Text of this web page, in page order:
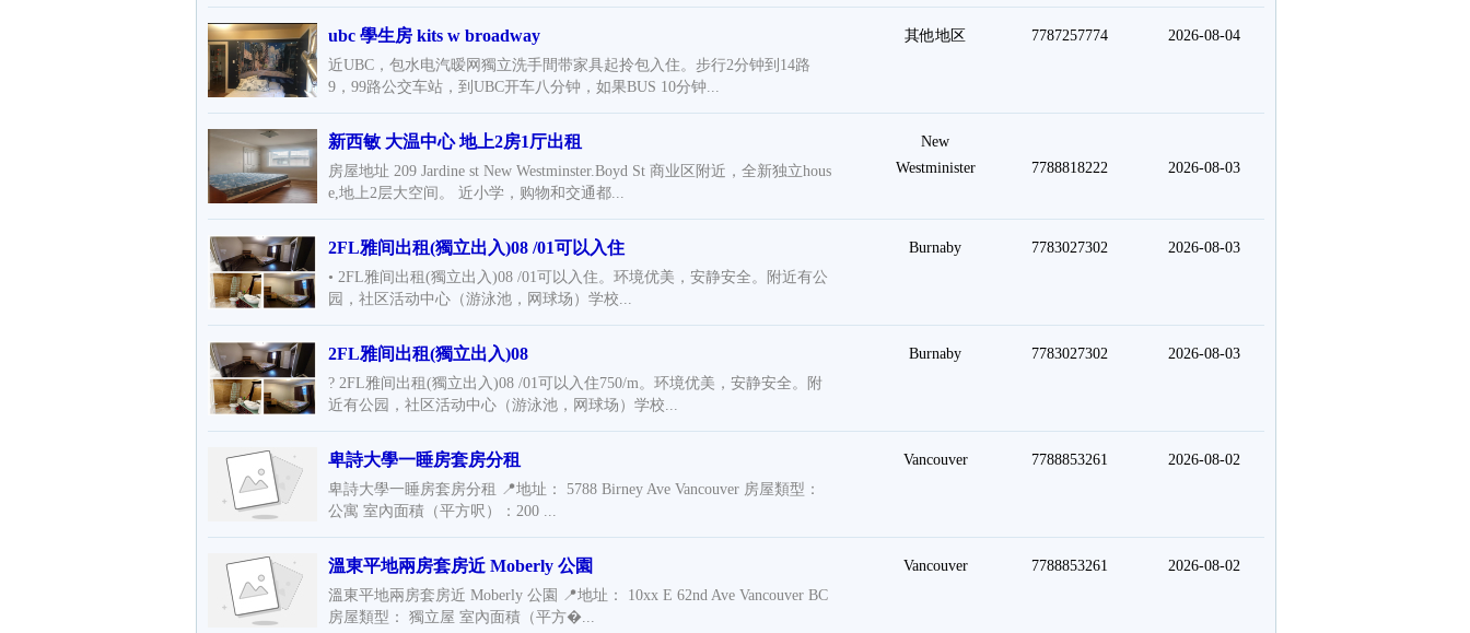
ubc 學生房 kits w broadway
近UBC，包水电汽暧网獨立洗手間带家具起拎包入住。步行2分钟到14路
9，99路公交车站，到UBC开车八分钟，如果BUS 10分钟...
其他地区 7787257774 2026-08-04
新西敏 大温中心 地上2房1厅出租
房屋地址 209 Jardine st New Westminster.Boyd St 商业区附近，全新独立hous
e,地上2层大空间。 近小学，购物和交通都...
New
Westminister
7788818222 2026-08-03
2FL雅间出租(獨立出入)08 /01可以入住
• 2FL雅间出租(獨立出入)08 /01可以入住。环境优美，安静安全。附近有公
园，社区活动中心（游泳池，网球场）学校...
Burnaby 7783027302 2026-08-03
2FL雅间出租(獨立出入)08
? 2FL雅间出租(獨立出入)08 /01可以入住750/m。环境优美，安静安全。附
近有公园，社区活动中心（游泳池，网球场）学校...
Burnaby 7783027302 2026-08-03
卑詩大學一睡房套房分租
卑詩大學一睡房套房分租 📍地址： 5788 Birney Ave Vancouver 房屋類型：
公寓 室內面積（平方呎）：200 ...
Vancouver 7788853261 2026-08-02
溫東平地兩房套房近 Moberly 公園
溫東平地兩房套房近 Moberly 公園 📍地址： 10xx E 62nd Ave Vancouver BC
房屋類型： 獨立屋 室內面積（平方�...
Vancouver 7788853261 2026-08-02